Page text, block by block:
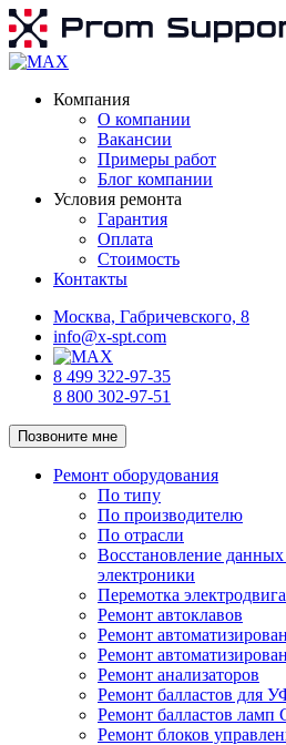
Компания
О компании
Вакансии
Примеры работ
Блог компании
Условия ремонта
Гарантия
Оплата
Стоимость
Контакты
Москва, Габричевского, 8
info@x-spt.com
8 499 322-97-35
8 800 302-97-51
Позвоните мне
Ремонт оборудования
По типу
По производителю
По отрасли
Восстановление
электроники
Перемотка
Ремонт автоклавов
Ремонт
Ремонт
Ремонт анализаторов
Ремонт балластов для
Ремонт балластов ламп
Ремонт блоков